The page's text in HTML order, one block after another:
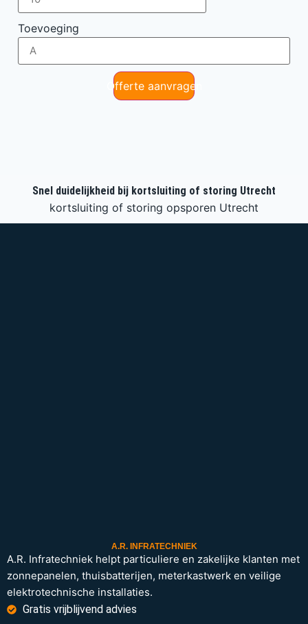
Toevoeging
Offerte aanvragen
Snel duidelijkheid bij kortsluiting of storing Utrecht
kortsluiting of storing opsporen Utrecht
A.R. INFRATECHNIEK
A.R. Infratechniek helpt particuliere en zakelijke klanten met
zonnepanelen, thuisbatterijen, meterkastwerk en veilige
elektrotechnische installaties.
Gratis vrijblijvend advies